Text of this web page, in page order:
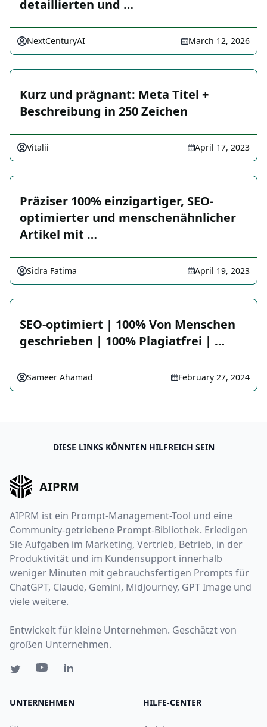
detaillierten und …
NextCenturyAI March 12, 2026
Kurz und prägnant: Meta Titel +
Beschreibung in 250 Zeichen
Vitalii April 17, 2023
Präziser 100% einzigartiger, SEO-
optimierter und menschenähnlicher
Artikel mit …
Sidra Fatima April 19, 2023
SEO-optimiert | 100% Von Menschen
geschrieben | 100% Plagiatfrei | …
Sameer Ahamad February 27, 2024
DIESE LINKS KÖNNTEN HILFREICH SEIN
AIPRM
AIPRM ist ein Prompt-Management-Tool und eine
Community-getriebene Prompt-Bibliothek. Erledigen
Sie Aufgaben im Marketing, Vertrieb, Betrieb, in der
Produktivität und im Kundensupport innerhalb
weniger Minuten mit gebrauchsfertigen Prompts für
ChatGPT, Claude, Gemini, Midjourney, GPT Image und
viele weitere.
Entwickelt für kleine Unternehmen. Geschätzt von
großen Unternehmen.
UNTERNEHMEN HILFE-CENTER